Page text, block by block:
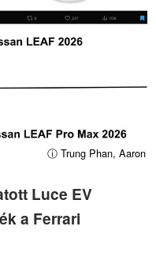
ⓘ Trung Phan, Aaron
Luce EV
a Ferrari